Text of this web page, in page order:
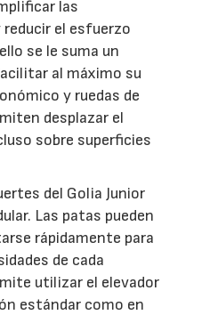
las
el esfuerzo
se le suma un
al máximo su
y ruedas de
desplazar el
sobre superficies
del Golia Junior
Las patas pueden
rápidamente para
de cada
utilizar el elevador
estándar como en